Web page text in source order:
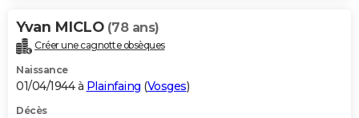
Yvan MICLO (78 ans)
Créer une cagnotte obsèques
Naissance
01/04/1944 à Plainfaing (Vosges)
Décès